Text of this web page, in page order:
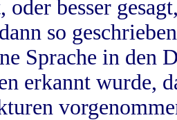
oder besser
so
Sprache in
erkannt wurde,